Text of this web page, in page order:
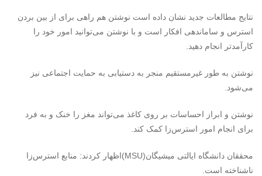
نتایج مطالعات جدید نشان داده است نوشتن هم راهی برای از بین بردن
استرس و ساماندهی افکار است و با نوشتن می‌توانید امور خود را
کارآمدتر انجام دهید.
نوشتن به طور غیرمستقیم منجر به دستیابی به حمایت اجتماعی نیز
می‌شود.
نوشتن و ابراز احساسات بر روی کاغذ می‌تواند مغز را خنک و به فرد
برای انجام امور استرس‌زا کمک کند.
محققان دانشگاه ایالتی میشیگان(MSU)اظهار کردند: منابع استرس‌زا
ناشناخته است.